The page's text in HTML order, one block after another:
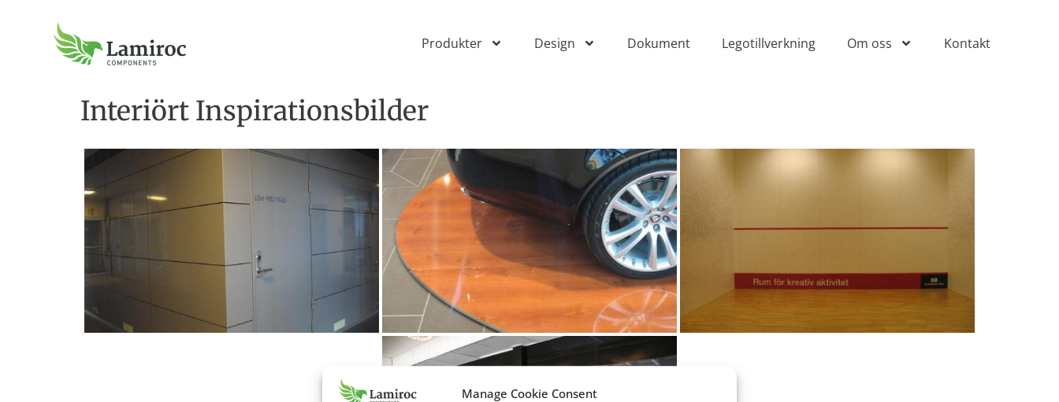
Manage Cookie Consent
Produkter Design Dokument Legotillverkning Om oss Kontakt
Interiört Inspirationsbilder